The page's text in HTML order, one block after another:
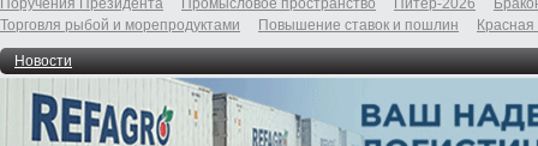
Поручения Президента
Промысловое пространство Питер-2026
Торговля рыбой и морепродуктами
Повышение ставок и пошлин
Новости